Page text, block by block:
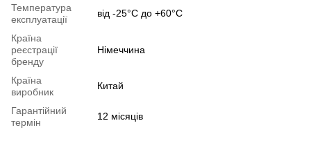
Температура
експлуатації
від -25°С до +60°С
Країна
реєстрації
бренду
Німеччина
Країна
виробник
Китай
Гарантійний
термін
12 місяців